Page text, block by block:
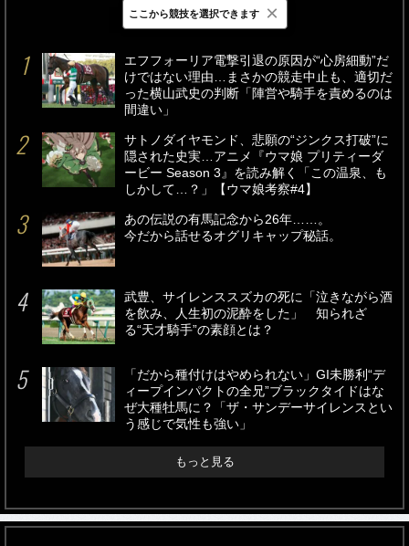
最新 24時間 週間
エフフォーリア電撃引退の原因が“心房細動”だ
けではない理由…まさかの競走中止も、適切だ
った横山武史の判断「陣営や騎手を責めるのは
間違い」
サトノダイヤモンド、悲願の“ジンクス打破”に
隠された史実…アニメ『ウマ娘 プリティーダ
ービー Season 3』を読み解く「この温泉、も
しかして…？」【ウマ娘考察#4】
あの伝説の有馬記念から26年……。
今だから話せるオグリキャップ秘話。
武豊、サイレンススズカの死に「泣きながら酒
を飲み、人生初の泥酔をした」 知られざ
る“天才騎手”の素顔とは？
「だから種付けはやめられない」GI未勝利“デ
ィープインパクトの全兄”ブラックタイドはな
ぜ大種牡馬に？「ザ・サンデーサイレンスとい
う感じで気性も強い」
もっと見る
ここから競技を選択できます ×